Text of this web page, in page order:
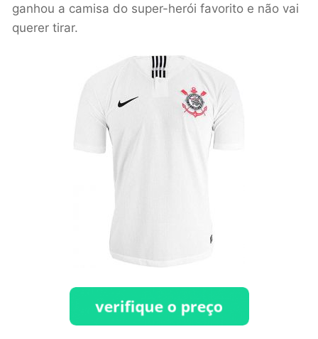
ganhou a camisa do super-herói favorito e não vai
querer tirar.